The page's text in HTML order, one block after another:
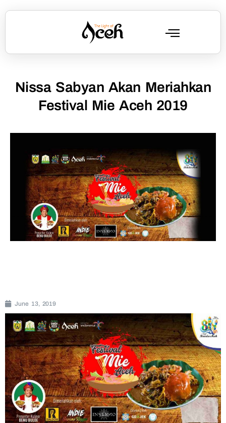
Nissa Sabyan Akan Meriahkan
Festival Mie Aceh 2019
June 13, 2019